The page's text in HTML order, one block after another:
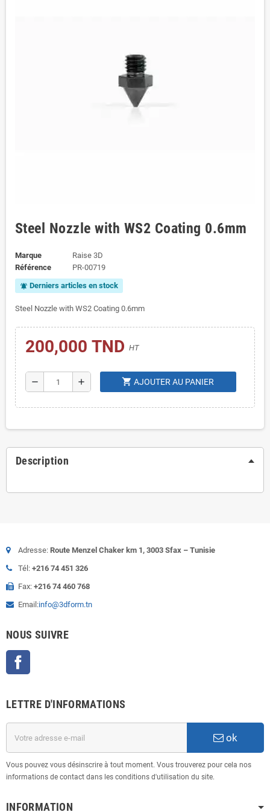
Steel Nozzle with WS2 Coating 0.6mm
Marque
Raise 3D
Référence
PR-00719
notifications_active Derniers articles en stock
Steel Nozzle with WS2 Coating 0.6mm
200,000 TND HT
remove add shopping_cart AJOUTER AU PANIER
Description
Adresse: Route Menzel Chaker km 1, 3003 Sfax – Tunisie
Tél: +216 74 451 326
Fax: +216 74 460 768
Email:info@3dform.tn
NOUS SUIVRE
LETTRE D'INFORMATIONS
ok
Vous pouvez vous désinscrire à tout moment. Vous trouverez pour cela nos
informations de contact dans les conditions d'utilisation du site.
INFORMATION